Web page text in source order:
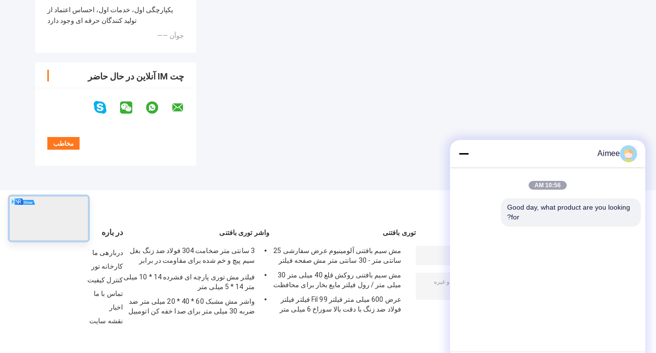
یکپارچگی اول، خدمات اول، احساس اعتماد از
تولید کنندگان حرفه ای وجود دارد
—— جوآن
چت IM آنلاین در حال حاضر
در باره
دربارهی ما
کارخانه تور
کنترل کیفیت
تماس با ما
اخبار
نقشه سایت
واشر توری بافتنی
3 سانتی متر ضخامت 304 فولاد ضد زنگ بغل
سیم پیچ و خم شده برای مقاومت در برابر
فیلتر مش توری پارچه ای فشرده 14 * 10 میلی
متر 14 * 5 میلی متر
واشر مش مشبک 60 * 40 * 20 میلی متر ضد
ضربه 30 میلی متر برای صدا خفه کن اتومبیل
توری بافتنی
مش سیم بافتنی آلومینیوم عرض سفارشی 25
سانتی متر - 30 سانتی متر مش صفحه فیلتر
مش سیم بافتنی روکش قلع 40 میلی متر 30
میلی متر / رول فیلتر مایع بخار برای محافظت
عرض 600 میلی متر فیلتر 99 Fil فیلتر فیلتر
فولاد ضد زنگ با دقت بالا سوراخ 6 میلی متر
Aimee
10:56 AM
Good day, what product are you looking
for?